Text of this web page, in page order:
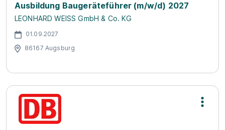
Ausbildung Baugeräteführer (m/w/d) 2027
LEONHARD WEISS GmbH & Co. KG
01.09.2027
86167 Augsburg